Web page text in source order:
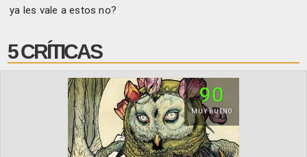
ya les vale a estos no?
5 CRÍTICAS
90
MUY BUENO